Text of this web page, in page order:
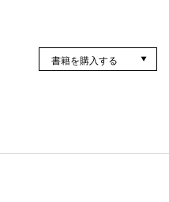
書籍を購入する